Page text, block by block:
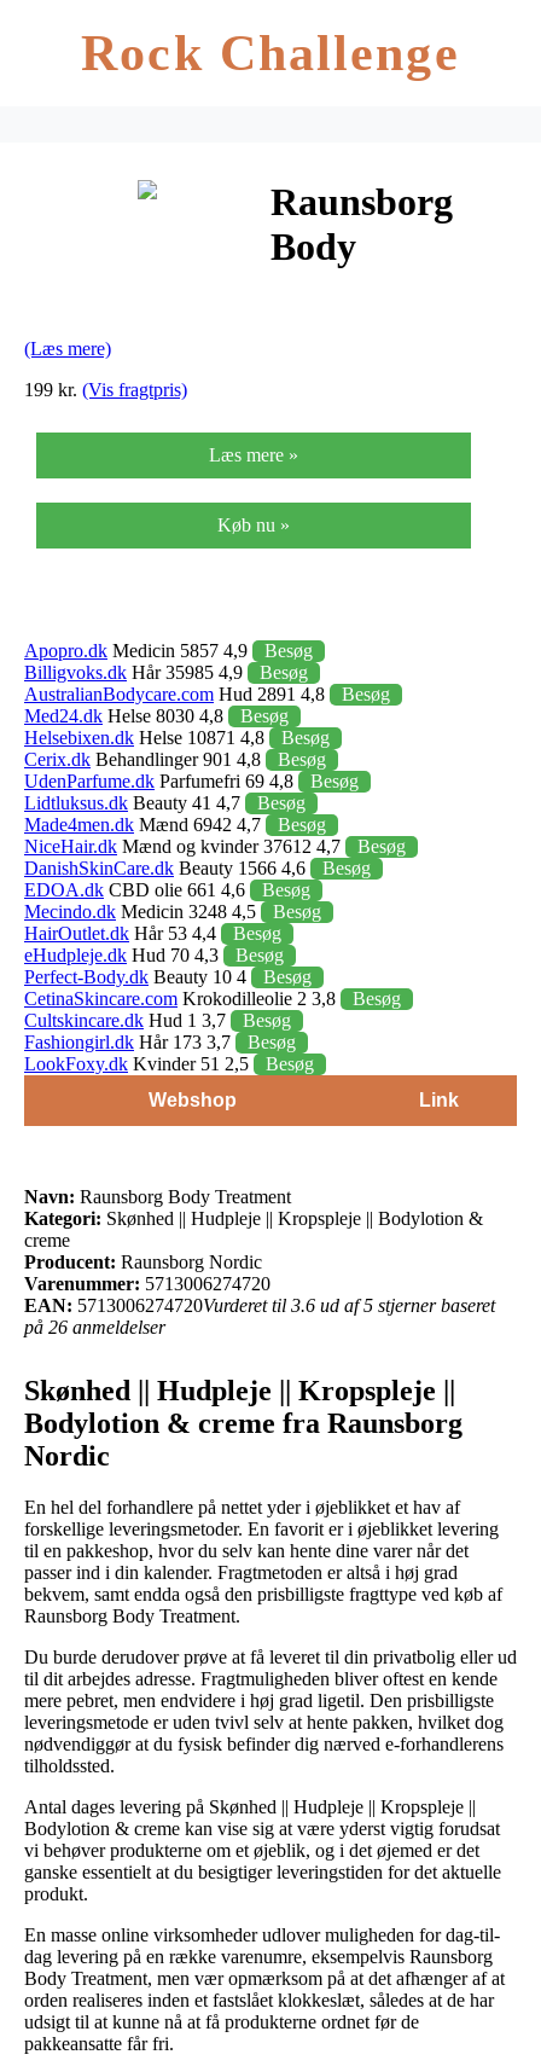
Rock Challenge
Raunsborg
Body
(Læs mere)
199 kr. (Vis fragtpris)
Læs mere »
Køb nu »
Apopro.dk Medicin 5857 4,9
Besøg
Billigvoks.dk Hår 35985 4,9
Besøg
AustralianBodycare.com Hud 2891 4,8
Besøg
Med24.dk Helse 8030 4,8
Besøg
Helsebixen.dk Helse 10871 4,8
Besøg
Cerix.dk Behandlinger 901 4,8
Besøg
UdenParfume.dk Parfumefri 69 4,8
Besøg
Lidtluksus.dk Beauty 41 4,7
Besøg
Made4men.dk Mænd 6942 4,7
Besøg
NiceHair.dk Mænd og kvinder 37612 4,7
Besøg
DanishSkinCare.dk Beauty 1566 4,6
Besøg
EDOA.dk CBD olie 661 4,6
Besøg
Mecindo.dk Medicin 3248 4,5
Besøg
HairOutlet.dk Hår 53 4,4
Besøg
eHudpleje.dk Hud 70 4,3
Besøg
Perfect-Body.dk Beauty 10 4
Besøg
CetinaSkincare.com Krokodilleolie 2 3,8
Besøg
Cultskincare.dk Hud 1 3,7
Besøg
Fashiongirl.dk Hår 173 3,7
Besøg
LookFoxy.dk Kvinder 51 2,5
Besøg
Webshop
Link
Navn: Raunsborg Body Treatment
Kategori: Skønhed || Hudpleje || Kropspleje || Bodylotion &
creme
Producent: Raunsborg Nordic
Varenummer: 5713006274720
EAN: 5713006274720Vurderet til 3.6 ud af 5 stjerner baseret
på 26 anmeldelser
Skønhed || Hudpleje || Kropspleje ||
Bodylotion & creme fra Raunsborg
Nordic
En hel del forhandlere på nettet yder i øjeblikket et hav af
forskellige leveringsmetoder. En favorit er i øjeblikket levering
til en pakkeshop, hvor du selv kan hente dine varer når det
passer ind i din kalender. Fragtmetoden er altså i høj grad
bekvem, samt endda også den prisbilligste fragttype ved køb af
Raunsborg Body Treatment.
Du burde derudover prøve at få leveret til din privatbolig eller ud
til dit arbejdes adresse. Fragtmuligheden bliver oftest en kende
mere pebret, men endvidere i høj grad ligetil. Den prisbilligste
leveringsmetode er uden tvivl selv at hente pakken, hvilket dog
nødvendiggør at du fysisk befinder dig nærved e-forhandlerens
tilholdssted.
Antal dages levering på Skønhed || Hudpleje || Kropspleje ||
Bodylotion & creme kan vise sig at være yderst vigtig forudsat
vi behøver produkterne om et øjeblik, og i det øjemed er det
ganske essentielt at du besigtiger leveringstiden for det aktuelle
produkt.
En masse online virksomheder udlover muligheden for dag-til-
dag levering på en række varenumre, eksempelvis Raunsborg
Body Treatment, men vær opmærksom på at det afhænger af at
orden realiseres inden et fastslået klokkeslæt, således at de har
udsigt til at kunne nå at få produkterne ordnet før de
pakkeansatte får fri.